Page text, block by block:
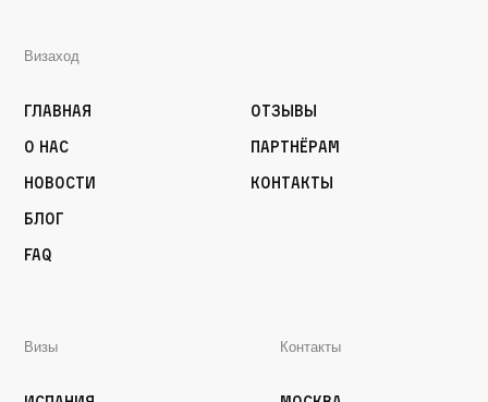
Визаход
Главная
О нас
Новости
Блог
FAQ
Отзывы
Партнёрам
Контакты
Визы Контакты